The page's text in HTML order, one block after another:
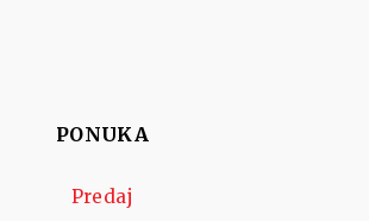
PONUKA
Predaj